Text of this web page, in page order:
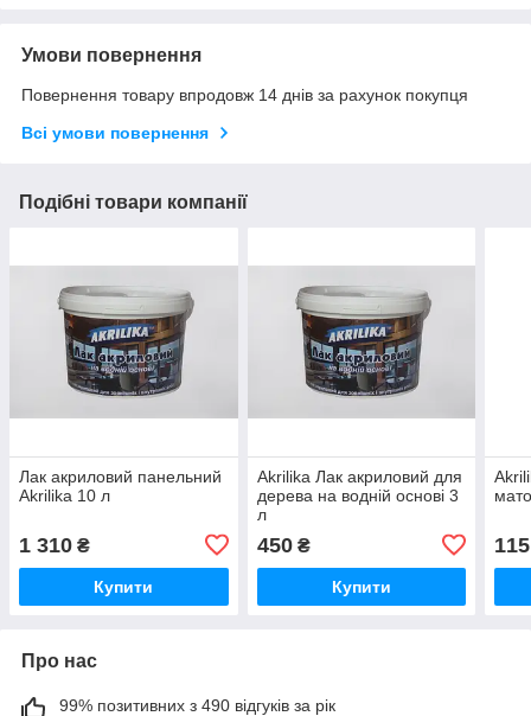
Умови повернення
Повернення товару впродовж 14 днів за рахунок покупця
Всі умови повернення
Подібні товари компанії
Лак акриловий панельний
Akrilika 10 л
1 310 ₴
Купити
Akrilika Лак акриловий для
дерева на водній основі 3
л
450₴
Купити
115
Про нас
99% позитивних з 490 відгуків за рік